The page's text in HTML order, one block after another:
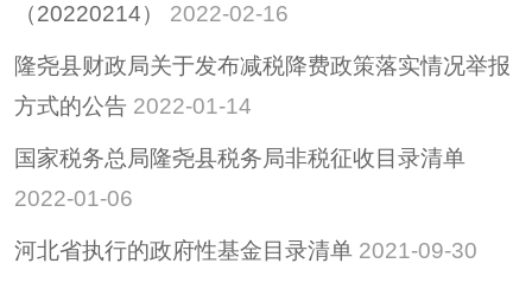
（20220214）
2022-02-16
隆尧县财政局关于发布减税降费政策落实情况举报
方式的公告 2022-01-14
国家税务总局隆尧县税务局非税征收目录清单
2022-01-06
河北省执行的政府性基金目录清单 2021-09-30